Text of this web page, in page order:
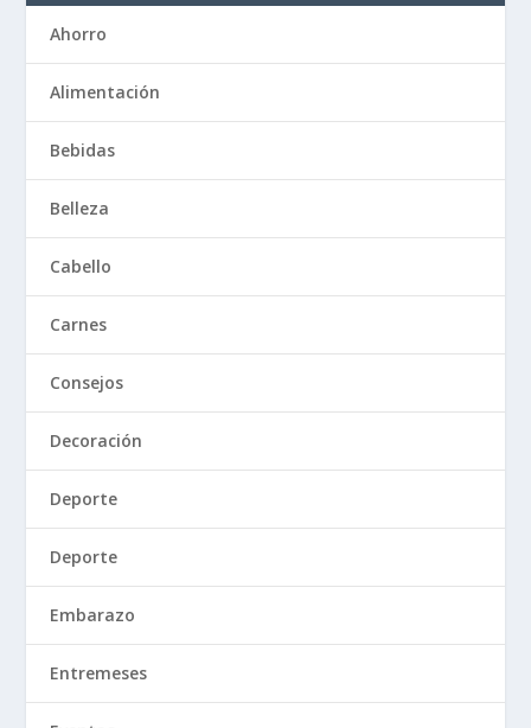
Ahorro
Alimentación
Bebidas
Belleza
Cabello
Carnes
Consejos
Decoración
Deporte
Deporte
Embarazo
Entremeses